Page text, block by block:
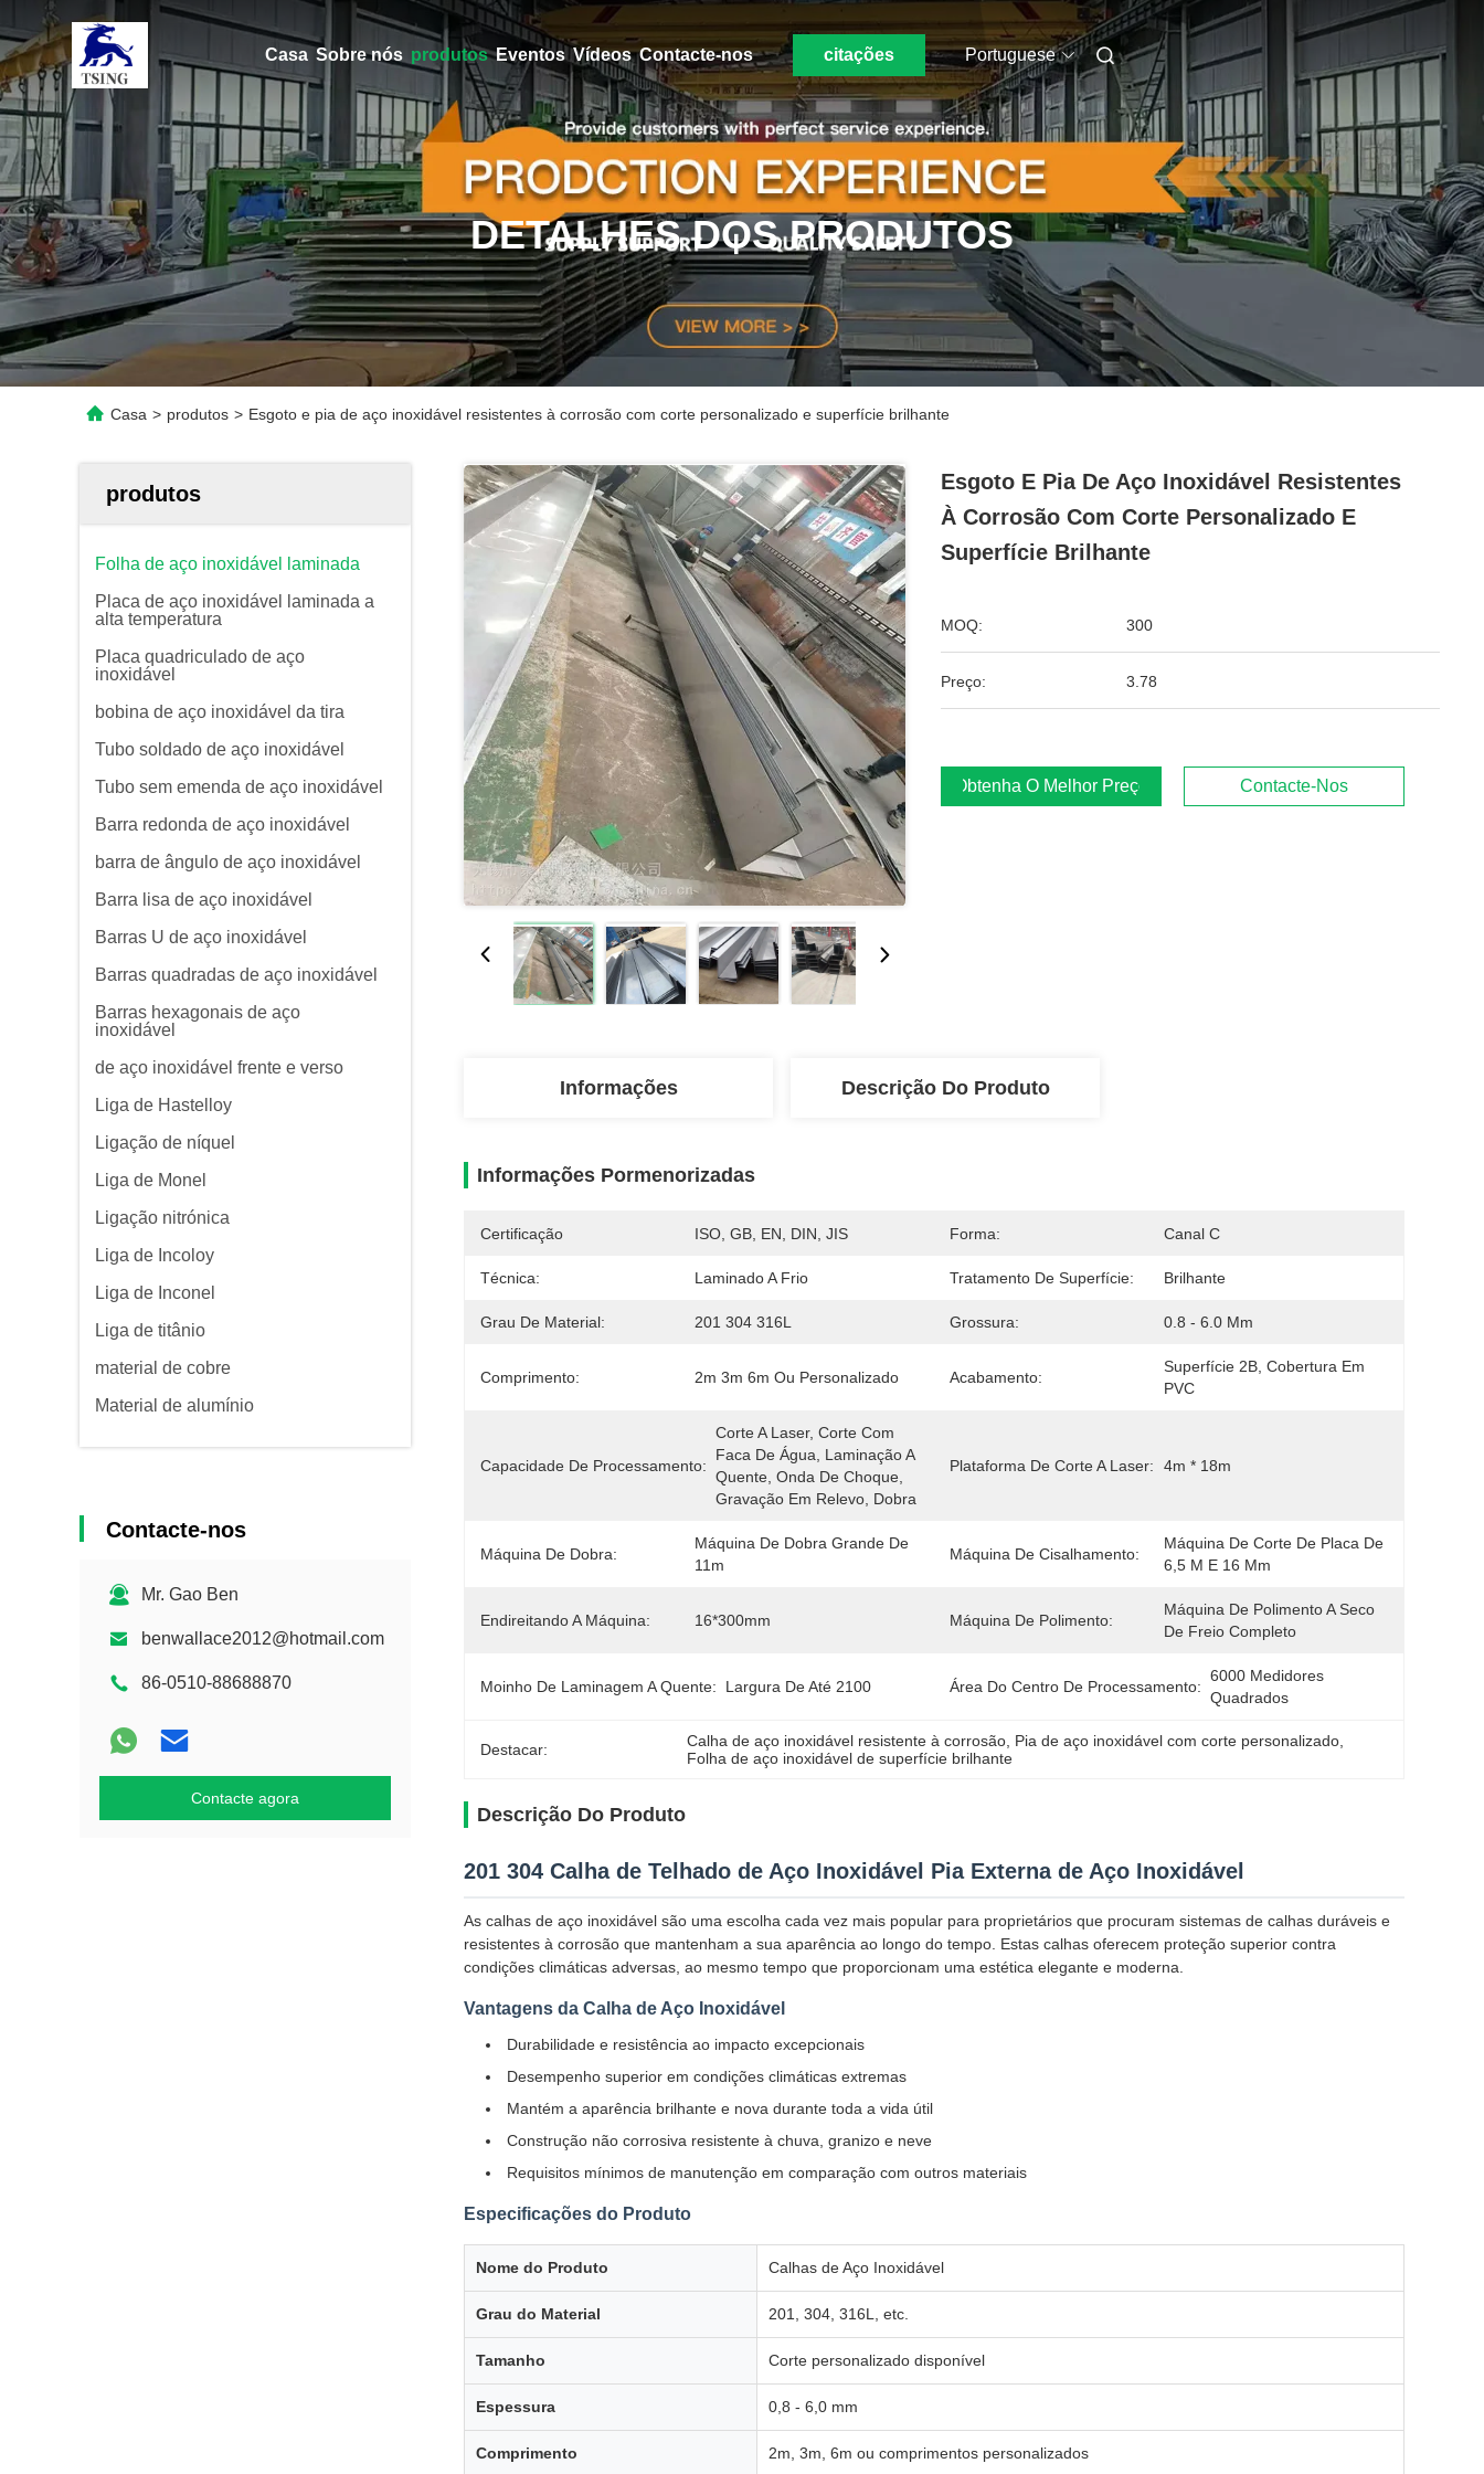
Casa Sobre nós produtos Eventos Vídeos Contacte-nos citações Portuguese
DETALHES DOS PRODUTOS
Casa > produtos > Esgoto e pia de aço inoxidável resistentes à corrosão com corte personalizado e superfície brilhante
produtos
Folha de aço inoxidável laminada
Placa de aço inoxidável laminada a
alta temperatura
Placa quadriculado de aço
inoxidável
bobina de aço inoxidável da tira
Tubo soldado de aço inoxidável
Tubo sem emenda de aço inoxidável
Barra redonda de aço inoxidável
barra de ângulo de aço inoxidável
Barra lisa de aço inoxidável
Barras U de aço inoxidável
Barras quadradas de aço inoxidável
Barras hexagonais de aço
inoxidável
de aço inoxidável frente e verso
Liga de Hastelloy
Ligação de níquel
Liga de Monel
Ligação nitrónica
Liga de Incoloy
Liga de Inconel
Liga de titânio
material de cobre
Material de alumínio
Contacte-nos
Mr. Gao Ben
benwallace2012@hotmail.com
86-0510-88688870
Contacte agora
Esgoto E Pia De Aço Inoxidável Resistentes
À Corrosão Com Corte Personalizado E
Superfície Brilhante
MOQ: 300
Preço: 3.78
Obtenha O Melhor Preço Contacte-Nos
Informações Descrição Do Produto
Informações Pormenorizadas
Certificação ISO, GB, EN, DIN, JIS Forma: Canal C
Técnica: Laminado A Frio Tratamento De Superfície: Brilhante
Grau De Material: 201 304 316L Grossura: 0.8 - 6.0 Mm
Comprimento: 2m 3m 6m Ou Personalizado Acabamento:
Superfície 2B, Cobertura Em
PVC
Capacidade De Processamento:
Corte A Laser, Corte Com
Faca De Água, Laminação A
Quente, Onda De Choque,
Gravação Em Relevo, Dobra
Plataforma De Corte A Laser: 4m * 18m
Máquina De Dobra:
Máquina De Dobra Grande De
11m
Máquina De Cisalhamento:
Máquina De Corte De Placa De
6,5 M E 16 Mm
Endireitando A Máquina: 16*300mm Máquina De Polimento:
Máquina De Polimento A Seco
De Freio Completo
Moinho De Laminagem A Quente: Largura De Até 2100 Área Do Centro De Processamento:
6000 Medidores
Quadrados
Destacar: Calha de aço inoxidável resistente à corrosão Pia de aço inoxidável com corte personalizado
Folha de aço inoxidável de superfície brilhante
Descrição Do Produto
201 304 Calha de Telhado de Aço Inoxidável Pia Externa de Aço Inoxidável
As calhas de aço inoxidável são uma escolha cada vez mais popular para proprietários que procuram sistemas de calhas duráveis e
resistentes à corrosão que mantenham a sua aparência ao longo do tempo. Estas calhas oferecem proteção superior contra
condições climáticas adversas, ao mesmo tempo que proporcionam uma estética elegante e moderna.
Vantagens da Calha de Aço Inoxidável
Durabilidade e resistência ao impacto excepcionais
Desempenho superior em condições climáticas extremas
Mantém a aparência brilhante e nova durante toda a vida útil
Construção não corrosiva resistente à chuva, granizo e neve
Requisitos mínimos de manutenção em comparação com outros materiais
Especificações do Produto
Nome do Produto Calhas de Aço Inoxidável
Grau do Material 201, 304, 316L, etc.
Tamanho Corte personalizado disponível
Espessura 0,8 - 6,0 mm
Comprimento 2m, 3m, 6m ou comprimentos personalizados